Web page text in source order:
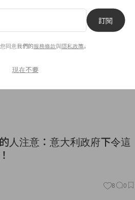
人注意：意大利政府下令這
8 0
訂閱
同意我們的服務條款與隱私政策。
現在不要